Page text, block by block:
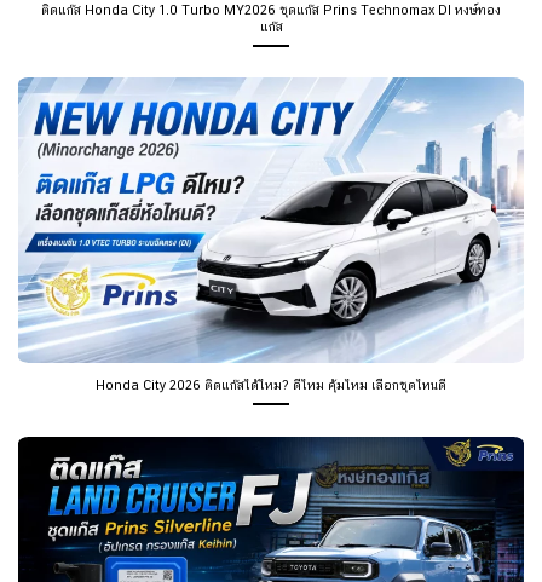
ติดแก๊ส Honda City 1.0 Turbo MY2026 ชุดแก๊ส Prins Technomax DI หงษ์ทอง
แก๊ส
Honda City 2026 ติดแก๊สได้ไหม? ดีไหม คุ้มไหม เลือกชุดไหนดี